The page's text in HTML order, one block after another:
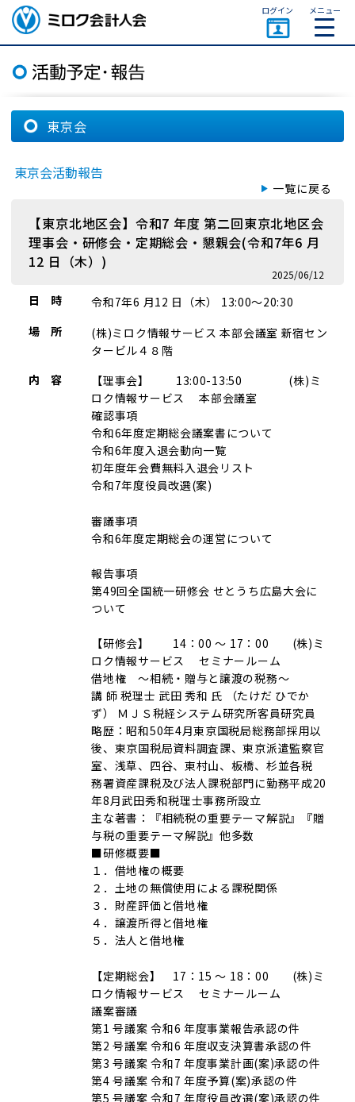
ミロク会計人会 MIROKU
ACCOUNTING PERSON
ASSOCIATION
ログイン メニュー
東京会
東京会活動報告
一覧に戻る
【東京北地区会】令和7 年度 第二回東京北地区会
理事会・研修会・定期総会・懇親会(令和7年6 月
12 日（木）)
2025/06/12
日 時
令和7年6 月12 日（木） 13:00～20:30
場 所
(株)ミロク情報サービス 本部会議室 新宿セン
タービル４８階
内 容
【理事会】 13:00-13:50 (株)ミ
ロク情報サービス 本部会議室
確認事項
令和6年度定期総会議案書について
令和6年度入退会動向一覧
初年度年会費無料入退会リスト
令和7年度役員改選(案)
審議事項
令和6年度定期総会の運営について
報告事項
第49回全国統一研修会 せとうち広島大会に
ついて
【研修会】 14：00 ～ 17：00 (株)ミ
ロク情報サービス セミナールーム
借地権 ～相続・贈与と譲渡の税務～
講 師 税理士 武田 秀和 氏 （たけだ ひでか
ず） ＭＪＳ税経システム研究所客員研究員
略歴：昭和50年4月東京国税局総務部採用以
後、東京国税局資料調査課、東京派遣監察官
室、浅草、四谷、東村山、板橋、杉並各税
務署資産課税及び法人課税部門に勤務平成20
年8月武田秀和税理士事務所設立
主な著書：『相続税の重要テーマ解説』『贈
与税の重要テーマ解説』他多数
■研修概要■
１．借地権の概要
２．土地の無償使用による課税関係
３．財産評価と借地権
４．譲渡所得と借地権
５．法人と借地権
【定期総会】 17：15 ～ 18：00 (株)ミ
ロク情報サービス セミナールーム
議案審議
第1 号議案 令和6 年度事業報告承認の件
第2 号議案 令和6 年度収支決算書承認の件
第3 号議案 令和7 年度事業計画(案)承認の件
第4 号議案 令和7 年度予算(案)承認の件
第5 号議案 令和7 年度役員改選(案)承認の件